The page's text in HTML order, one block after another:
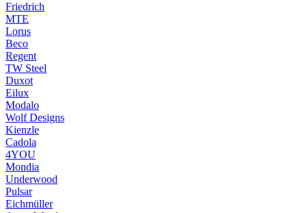
Friedrich
MTE
Lorus
Beco
Regent
TW Steel
Duxot
Eilux
Modalo
Wolf Designs
Kienzle
Cadola
4YOU
Mondia
Underwood
Pulsar
Eichmüller